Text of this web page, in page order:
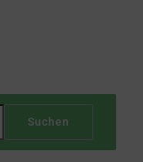
Suchen